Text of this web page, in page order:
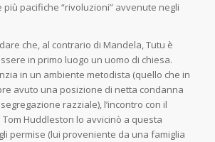
pacifiche “rivoluzioni” avvenute negli
che, al contrario di Mandela, Tutu è
in primo luogo un uomo di chiesa.
in un ambiente metodista (quello che in
avuto una posizione di netta condanna
razziale), l’incontro con il
Huddleston lo avvicinò a questa
permise (lui proveniente da una famiglia